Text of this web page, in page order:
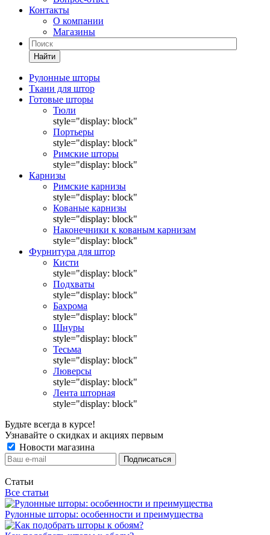
Контакты
О компании
Магазины
Найти
Рулонные шторы
Ткани для штор
Готовые шторы
Тюли
style="display: block"
Портьеры
style="display: block"
Римские шторы
style="display: block"
Карнизы
Римские карнизы
style="display: block"
Кованые карнизы
style="display: block"
Наконечники к кованым карнизам
style="display: block"
Фурнитура для штор
Кисти
style="display: block"
Подхваты
style="display: block"
Бахрома
style="display: block"
Шнуры
style="display: block"
Тесьма
style="display: block"
Люверсы
style="display: block"
Лента шторная
style="display: block"
Будьте всегда в курсе!
Узнавайте о скидках и акциях первым
Новости магазина
Статьи
Все статьи
Рулонные шторы: особенности и преимущества